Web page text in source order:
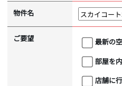
物件名
ご要望
最新の
部屋を
店舗に